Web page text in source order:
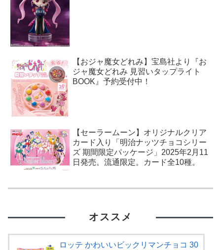
【おジャ魔女どれみ】宝島社より『お
ジャ魔女どれみ 見習いタップライト
BOOK』予約受付中！
【セーラームーン】オリジナルクリア
カード入り「明治ナッツチョコシリー
ズ 期間限定パッケージ」2025年2月11
日発売。流通限定。カード全10種。
オススメ
ロッテ かわいいビックリマンチョコ 30